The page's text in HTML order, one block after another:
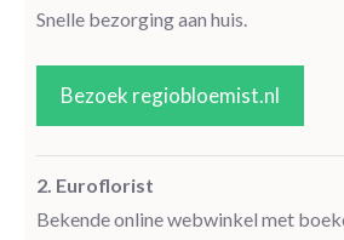
Snelle bezorging aan huis.
Bezoek regiobloemist.nl
2. Euroflorist
Bekende online webwinkel met